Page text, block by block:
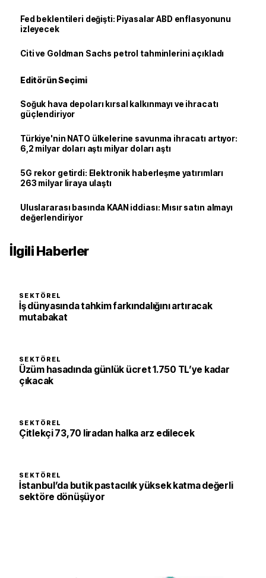
Fed beklentileri değişti: Piyasalar ABD enflasyonunu
izleyecek
Citi ve Goldman Sachs petrol tahminlerini açıkladı
Editörün Seçimi
Soğuk hava depoları kırsal kalkınmayı ve ihracatı
güçlendiriyor
Türkiye'nin NATO ülkelerine savunma ihracatı artıyor:
6,2 milyar doları aştı milyar doları aştı
5G rekor getirdi: Elektronik haberleşme yatırımları
263 milyar liraya ulaştı
Uluslararası basında KAAN iddiası: Mısır satın almayı
değerlendiriyor
İlgili Haberler
SEKTÖREL
İş dünyasında tahkim farkındalığını artıracak
mutabakat
SEKTÖREL
Üzüm hasadında günlük ücret 1.750 TL’ye kadar
çıkacak
SEKTÖREL
Çitlekçi 73,70 liradan halka arz edilecek
SEKTÖREL
İstanbul’da butik pastacılık yüksek katma değerli
sektöre dönüşüyor